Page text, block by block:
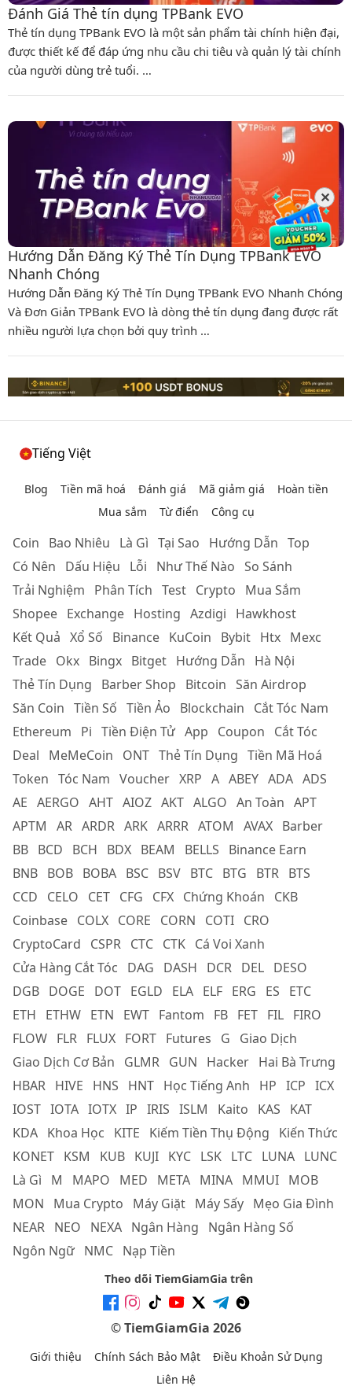
Đánh Giá Thẻ tín dụng TPBank EVO
Thẻ tín dụng TPBank EVO là một sản phẩm tài chính hiện đại,
được thiết kế để đáp ứng nhu cầu chi tiêu và quản lý tài chính
của người dùng trẻ tuổi. …
Hướng Dẫn Đăng Ký Thẻ Tín Dụng TPBank EVO
Nhanh Chóng
Hướng Dẫn Đăng Ký Thẻ Tín Dụng TPBank EVO Nhanh Chóng
Và Đơn Giản TPBank EVO là dòng thẻ tín dụng đang được rất
nhiều người lựa chọn bởi quy trình …
Tiếng Việt
Blog Tiền mã hoá Đánh giá Mã giảm giá
Hoàn tiền
Mua sắm
Từ điển Công cụ
Coin Bao Nhiêu Là Gì Tại Sao Hướng Dẫn Top
Có Nên
Dấu Hiệu Lỗi Như Thế Nào So Sánh
Trải Nghiệm
Phân Tích Test Crypto
Mua Sắm
Shopee Exchange Hosting Azdigi
Hawkhost
Kết Quả Xổ Số Binance KuCoin Bybit Htx Mexc
Trade Okx Bingx Bitget Hướng Dẫn
Hà Nội
Thẻ Tín Dụng
Barber Shop Bitcoin Săn Airdrop
Săn Coin Tiền Số Tiền Ảo Blockchain
Cắt Tóc Nam
Ethereum
Pi Tiền Điện Tử App Coupon
Cắt Tóc
Deal
MeMeCoin ONT Thẻ Tín Dụng Tiền Mã Hoá
Token Tóc Nam Voucher XRP A ABEY ADA ADS
AE AERGO AHT AIOZ AKT ALGO An Toàn APT
APTM
AR ARDR ARK ARRR ATOM AVAX Barber
BB BCD BCH BDX BEAM BELLS
Binance Earn
BNB BOB BOBA BSC BSV BTC BTG BTR BTS
CCD
CELO CET CFG CFX Chứng Khoán
CKB
Coinbase COLX CORE CORN COTI CRO
CryptoCard
CSPR CTC CTK Cá Voi Xanh
Cửa Hàng Cắt Tóc
DAG DASH DCR DEL DESO
DGB DOGE DOT EGLD ELA ELF ERG ES
ETC
ETH
ETHW ETN EWT Fantom FB FET FIL FIRO
FLOW FLR FLUX FORT Futures G
Giao Dịch
Giao Dịch Cơ Bản
GLMR GUN Hacker Hai Bà Trưng
HBAR HIVE HNS HNT Học Tiếng Anh HP ICP ICX
IOST IOTA IOTX IP IRIS ISLM Kaito KAS
KAT
KDA Khoa Học KITE Kiếm Tiền Thụ Động
Kiến Thức
KONET KSM KUB KUJI KYC LSK LTC LUNA LUNC
Là Gì
M MAPO MED META MINA MMUI MOB
MON
Mua Crypto Máy Giặt Máy Sấy Mẹo Gia Đình
NEAR NEO NEXA Ngân Hàng
Ngân Hàng Số
Ngôn Ngữ NMC Nạp Tiền
Theo dõi TiemGiamGia trên
© TiemGiamGia 2026
Giới thiệu Chính Sách Bảo Mật
Điều Khoản Sử Dụng
Liên Hệ
✕